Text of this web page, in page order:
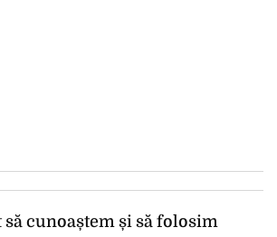
cunoaștem și să folosim